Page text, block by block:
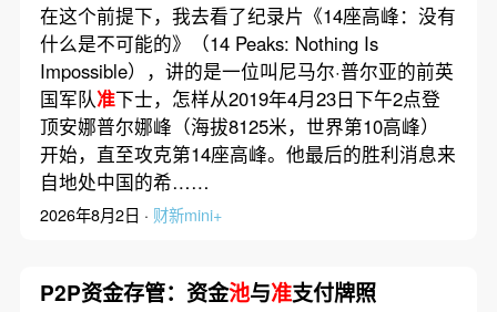
在这个前提下，我去看了纪录片《14座高峰：没有
什么是不可能的》（14 Peaks: Nothing Is
Impossible），讲的是一位叫尼马尔·普尔亚的前英
国军队准下士，怎样从2019年4月23日下午2点登
顶安娜普尔娜峰（海拔8125米，世界第10高峰）
开始，直至攻克第14座高峰。他最后的胜利消息来
自地处中国的希……
2026年8月2日 · 财新mini+
P2P资金存管：资金池与准支付牌照